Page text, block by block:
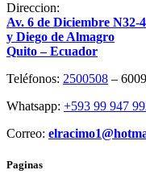
Direccion:
Av. 6 de Diciembre N32-
y Diego de Almagro
Quito – Ecuador
Teléfonos: 2500508 –
Whatsapp: +593 99 947
Correo:
Paginas